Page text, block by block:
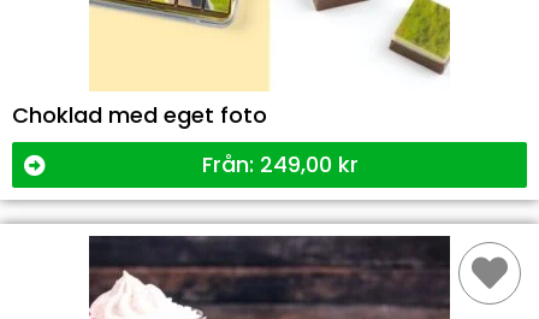
Choklad med eget foto
Från: 249,00 kr